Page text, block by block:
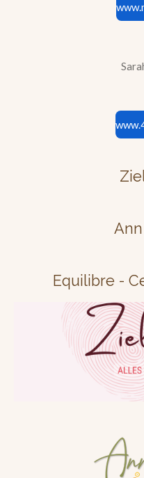
Equilibre -